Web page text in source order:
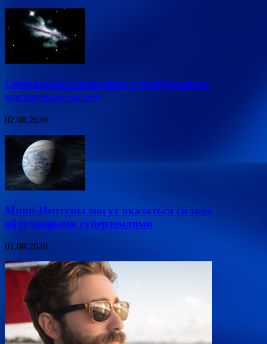
Спиральная галактика с грандиозным
магнитным полем
02.08.2020
Мини-Нептуны могут оказаться сильно
облученными суперземлями
01.08.2020